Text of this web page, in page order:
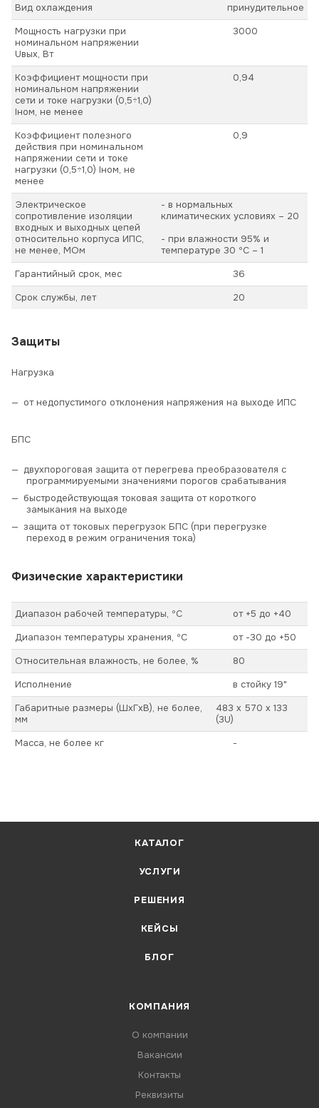
Вид охлаждения
принудительное
Мощность нагрузки при
номинальном напряжении
Uвых, Вт
3000
Коэффициент мощности при
номинальном напряжении
сети и токе нагрузки (0,5÷1,0)
Iном, не менее
0,94
Коэффициент полезного
действия при номинальном
напряжении сети и токе
нагрузки (0,5÷1,0) Iном, не
менее
0,9
Электрическое
сопротивление изоляции
входных и выходных цепей
относительно корпуса ИПС,
не менее, МОм
- в нормальных
климатических условиях – 20
- при влажности 95% и
температуре 30 ºС – 1
Гарантийный срок, мес
36
Срок службы, лет
20
Защиты
Нагрузка
от недопустимого отклонения напряжения на выходе ИПС
БПС
двухпороговая защита от перегрева преобразователя с
программируемыми значениями порогов срабатывания
быстродействующая токовая защита от короткого
замыкания на выходе
защита от токовых перегрузок БПС (при перегрузке
переход в режим ограничения тока)
Физические характеристики
Диапазон рабочей температуры, ºС
от +5 до +40
Диапазон температуры хранения, ºС
от -30 до +50
Относительная влажность, не более, %
80
Исполнение
в стойку 19"
Габаритные размеры (ШхГхВ), не более,
мм
483 x 570 x 133
(3U)
Масса, не более кг
-
КАТАЛОГ
УСЛУГИ
РЕШЕНИЯ
КЕЙСЫ
БЛОГ
КОМПАНИЯ
О компании
Вакансии
Контакты
Реквизиты